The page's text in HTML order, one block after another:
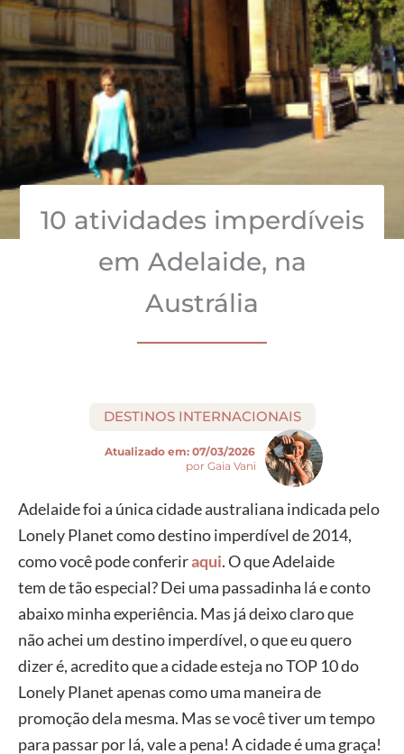
10 atividades imperdíveis
em Adelaide, na
Austrália
DESTINOS INTERNACIONAIS
Atualizado em: 07/03/2026
por Gaia Vani
Adelaide foi a únicacidade australiana indicada pelo
Lonely Planet como destinoimperdível de 2014,
como você podeconferiraqui. O que Adelaide
temdetãoespecial? Dei uma passadinha lá e conto
abaixominhaexperiência. Mas já deixo claro que
nãoachei um destinoimperdível, o que eu quero
dizer é,acredito que a cidade esteja noTOP 10 do
Lonely Planet apenas como uma maneira de
promoção dela mesma. Mas se você tiver um tempo
para passar por lá, vale a pena! A cidade é uma graça!